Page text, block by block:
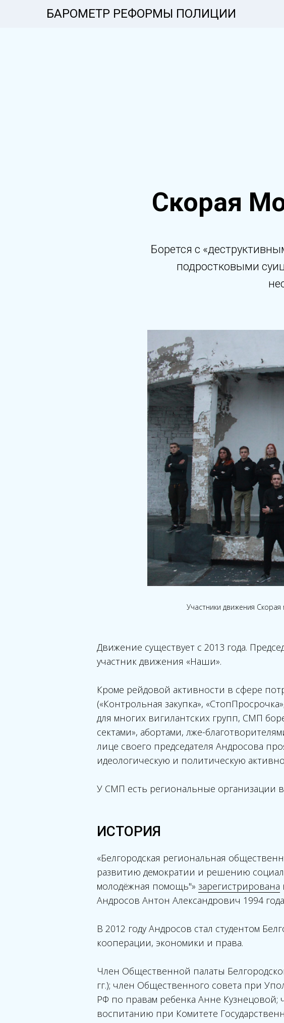
БАРОМЕТР РЕФОРМЫ ПОЛИЦИИ
Скорая
Борется с
подростковыми
Участники движения
Движение существует с 2013 года.
участник движения «Наши».
Кроме рейдовой активности в сфере
(«Контрольная закупка»,
для многих вигилантских групп, СМП
сектами», абортами, лже-
лице своего председателя Андросова
идеологическую и политическую
У СМП есть региональные организации в
ИСТОРИЯ
«Белгородская региональная
развитию демократии и решению
молодёжная помощь"» зарегистрирована
Андросов Антон Александрович 1994
В 2012 году Андросов стал студентом
кооперации, экономики и права.
Член Общественной палаты
гг.); член Общественного совета при
РФ по правам ребенка Анне Кузнецовой;
воспитанию при Комитете